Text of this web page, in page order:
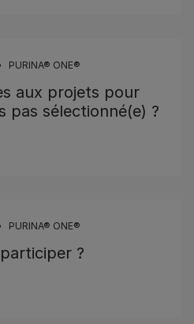
PURINA® ONE®
aux projets pour
pas sélectionné(e) ?
PURINA® ONE®
?